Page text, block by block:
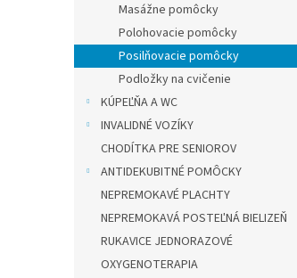
Masážne pomôcky
Polohovacie pomôcky
Posilňovacie pomôcky
Podložky na cvičenie
KÚPEĽŇA A WC
INVALIDNÉ VOZÍKY
CHODÍTKA PRE SENIOROV
ANTIDEKUBITNÉ POMÔCKY
NEPREMOKAVÉ PLACHTY
NEPREMOKAVÁ POSTEĽNÁ BIELIZEŇ
RUKAVICE JEDNORAZOVÉ
OXYGENOTERAPIA